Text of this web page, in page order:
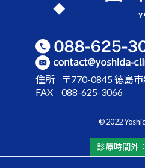
診療時間外：
住所
〒770-0845 徳島
FAX
088-625-3066
© 2022